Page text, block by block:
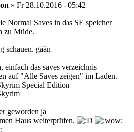
» Fr 28.10.2016 - 05:42
Normal Saves in das SE speicher
zu Müde.
schauen. gään
einfach das saves verzeichnis
auf "Alle Saves zeigen" im Laden.
Special Edition
geworden ja
Haus weiterprüfen.